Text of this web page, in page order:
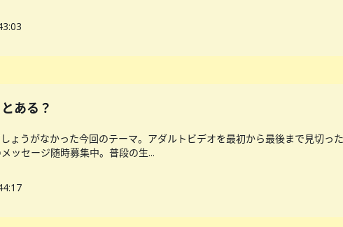
ある？
ょうがなかった今回のテーマ。アダルトビデオを最初から最後まで見切っ
ッセージ随時募集中。普段の生...